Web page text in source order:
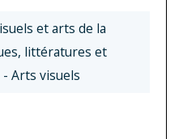
et arts de la
littératures et
- Arts visuels